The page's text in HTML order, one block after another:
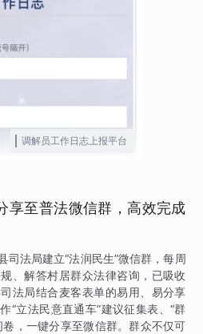
调解员工作日志上报平台
享至普法微信群，高效完成
司法局建立“法润民生”微信群，每周
、解答村居群众法律咨询，已吸收
法局结合麦客表单的易用、易分享
“立法民意直通车”建议征集表、“群
，一键分享至微信群。群众不仅可